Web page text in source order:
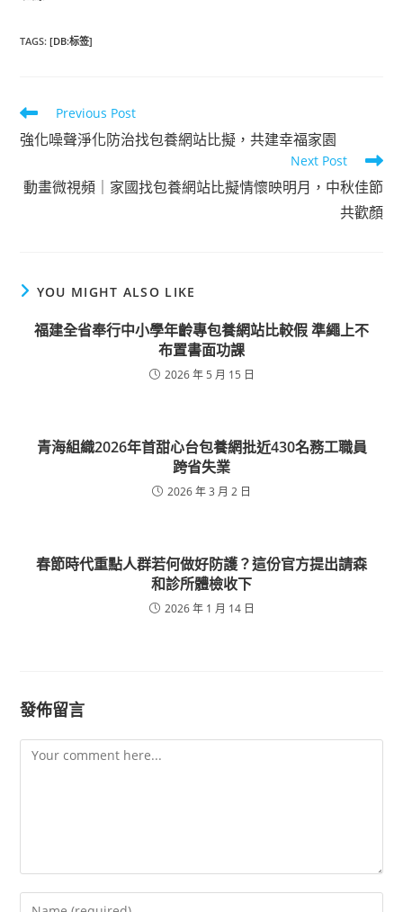
TAGS:[DB:标签]
Read
more
articles
Previous Post
強化噪聲淨化防治找包養網站比擬，共建幸福家園
Next Post
動畫微視頻｜家國找包養網站比擬情懷映明月，中秋佳節
共歡顏
YOU MIGHT ALSO LIKE
福建全省奉行中小學年齡專包養網站比較假 準繩上不
布置書面功課
2026 年 5 月 15 日
青海組織2026年首甜心台包養網批近430名務工職員
跨省失業
2026 年 3 月 2 日
春節時代重點人群若何做好防護？這份官方提出請森
和診所體檢收下
2026 年 1 月 14 日
發佈留言
Comment
Enter